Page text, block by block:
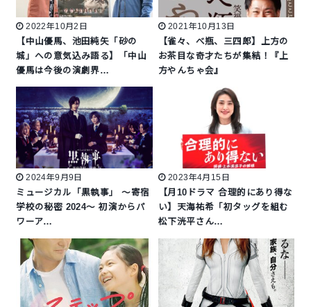
2022年10月2日
【中山優馬、池田純矢「砂の
城」への意気込み語る】「中山
優馬は今後の演劇界…
2021年10月13日
【雀々、べ瓶、三四郎】上方の
お茶目な奇才たちが集結！『上
方やんちゃ会』
2024年9月9日
ミュージカル「黒執事」 ～寄宿
学校の秘密 2024～ 初演からパ
ワーア…
2023年4月15日
【月10ドラマ 合理的にあり得な
い】天海祐希「初タッグを組む
松下洸平さん…